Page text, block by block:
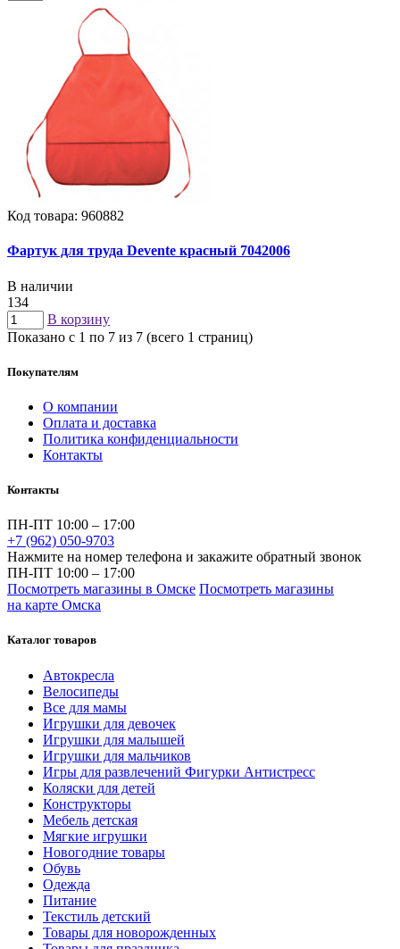
Код товара: 960882
Фартук для труда Devente красный 7042006
В наличии
134
В корзину
Показано с 1 по 7 из 7 (всего 1 страниц)
Покупателям
О компании
Оплата и доставка
Политика конфиденциальности
Контакты
Контакты
ПН-ПТ 10:00 – 17:00
+7 (962) 050-9703
Нажмите на номер телефона и закажите обратный звонок
ПН-ПТ 10:00 – 17:00
Посмотреть магазины в Омске Посмотреть магазины
на карте Омска
Каталог товаров
Автокресла
Велосипеды
Все для мамы
Игрушки для девочек
Игрушки для малышей
Игрушки для мальчиков
Игры для развлечений Фигурки Антистресс
Коляски для детей
Конструкторы
Мебель детская
Мягкие игрушки
Новогодние товары
Обувь
Одежда
Питание
Текстиль детский
Товары для новорожденных